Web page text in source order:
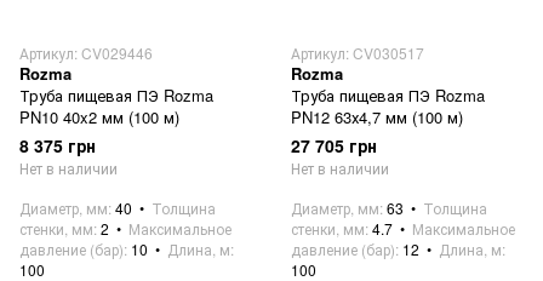
Артикул: CV029446
Rozma
Труба пищевая ПЭ Rozma
PN10 40x2 мм (100 м)
8 375 грн
Нет в наличии
Диаметр, мм 40
Толщина
стенки, мм 2
Максимальное
давление (бар) 10
Длина, м
100
Артикул: CV030517
Rozma
Труба пищевая ПЭ Rozma
PN12 63х4,7 мм (100 м)
27 705 грн
Нет в наличии
Диаметр, мм 63
Толщина
стенки, мм 4.7
Максимальное
давление (бар) 12
Длина, м
100